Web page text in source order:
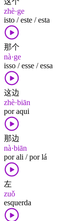
zhè·ge
isto / este / esta
那个
nà·ge
isso / esse / essa
这边
zhè·biān
por aqui
那边
nà·biān
por ali / por lá
左
zuǒ
esquerda